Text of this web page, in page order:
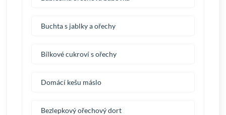
Buchta s jablky a ořechy
Bílkové cukroví s ořechy
Domácí kešu máslo
Bezlepkový ořechový dort